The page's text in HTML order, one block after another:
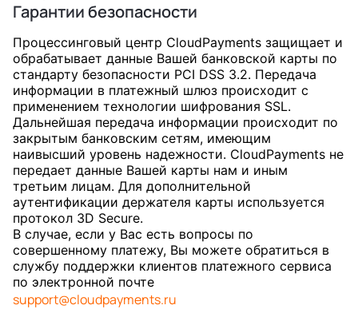
Гарантии безопасности
Процессинговый центр CloudPayments защищает и
обрабатывает данные Вашей банковской карты по
стандарту безопасности PCI DSS 3.2. Передача
информации в платежный шлюз происходит с
применением технологии шифрования SSL.
Дальнейшая передача информации происходит по
закрытым банковским сетям, имеющим
наивысший уровень надежности. CloudPayments не
передает данные Вашей карты нам и иным
третьим лицам. Для дополнительной
аутентификации держателя карты используется
протокол 3D Secure.
В случае, если у Вас есть вопросы по
совершенному платежу, Вы можете обратиться в
службу поддержки клиентов платежного сервиса
по электронной почте
support@cloudpayments.ru